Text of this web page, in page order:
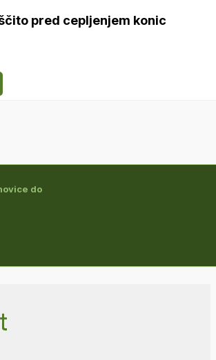
pred cepljenjem konic
do